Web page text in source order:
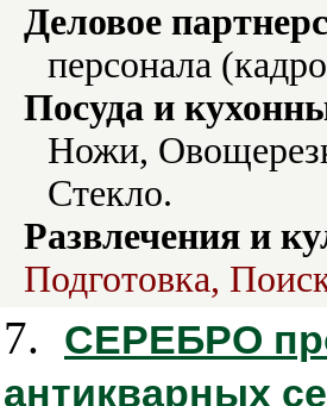
Деловое
персонала
Посуда и
Ножи,
Стекло.
Развлечения и
Подготовка,
7.
СЕРЕБРО
антикварных